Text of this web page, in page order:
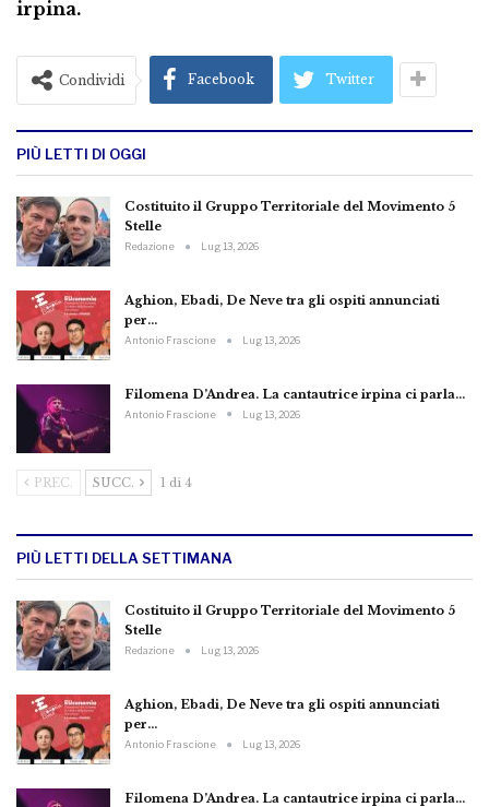
irpina.
Condividi Facebook Twitter
PIÙ LETTI DI OGGI
Costituito il Gruppo Territoriale del Movimento 5
Stelle
Redazione Lug 13, 2026
Aghion, Ebadi, De Neve tra gli ospiti annunciati
per…
Antonio Frascione Lug 13, 2026
Filomena D’Andrea. La cantautrice irpina ci parla…
Antonio Frascione Lug 13, 2026
PREC. SUCC. 1 di 4
PIÙ LETTI DELLA SETTIMANA
Costituito il Gruppo Territoriale del Movimento 5
Stelle
Redazione Lug 13, 2026
Aghion, Ebadi, De Neve tra gli ospiti annunciati
per…
Antonio Frascione Lug 13, 2026
Filomena D’Andrea. La cantautrice irpina ci parla…